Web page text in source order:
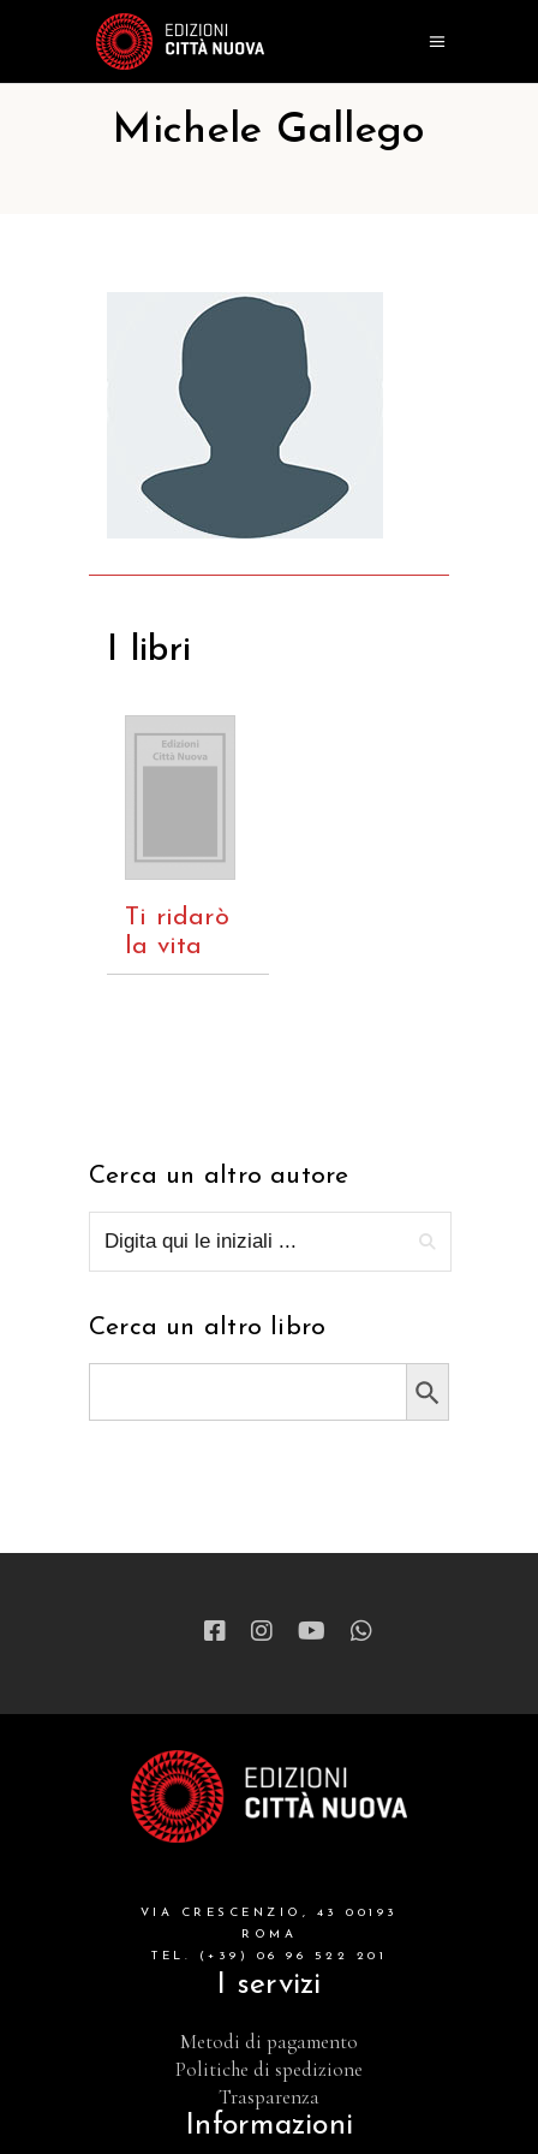
Michele Gallego
I libri
Ti ridarò
la vita
Cerca un altro autore
Cerca un altro libro
Search Button
VIA CRESCENZIO, 43 00193
ROMA
TEL. (+39) 06 96 522 201
I servizi
Metodi di pagamento
Politiche di spedizione
Trasparenza
Informazioni